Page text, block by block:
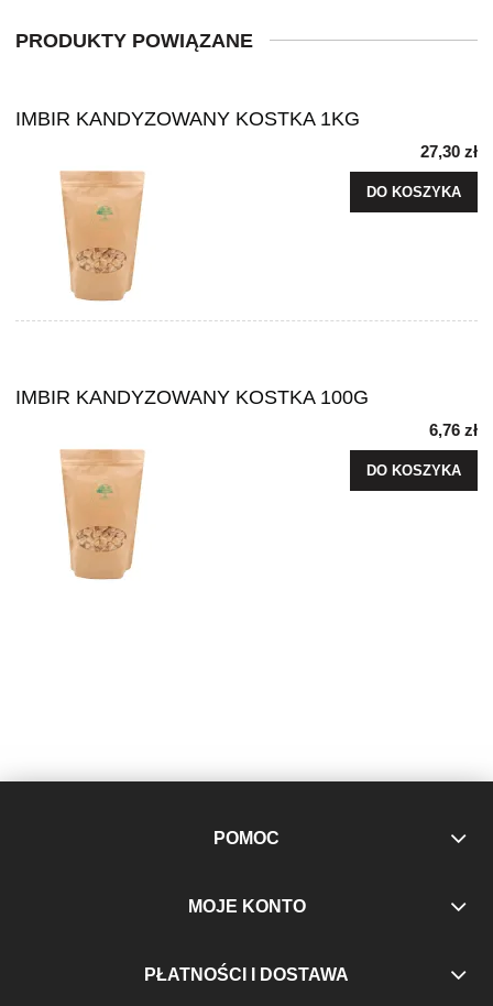
PRODUKTY POWIĄZANE
IMBIR KANDYZOWANY KOSTKA 1KG
27,30 zł
DO KOSZYKA
IMBIR KANDYZOWANY KOSTKA 100G
6,76 zł
DO KOSZYKA
POMOC
MOJE KONTO
PŁATNOŚCI I DOSTAWA